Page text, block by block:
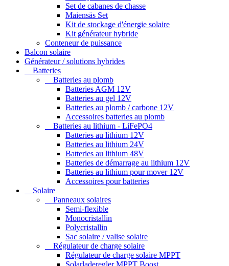
Set de cabanes de chasse
Maiensäs Set
Kit de stockage d'énergie solaire
Kit générateur hybride
Conteneur de puissance
Balcon solaire
Générateur / solutions hybrides
Batteries
Batteries au plomb
Batteries AGM 12V
Batteries au gel 12V
Batteries au plomb / carbone 12V
Accessoires batteries au plomb
Batteries au lithium - LiFePO4
Batteries au lithium 12V
Batteries au lithium 24V
Batteries au lithium 48V
Batteries de démarrage au lithium 12V
Batteries au lithium pour mover 12V
Accessoires pour batteries
Solaire
Panneaux solaires
Semi-flexible
Monocristallin
Polycristallin
Sac solaire / valise solaire
Régulateur de charge solaire
Régulateur de charge solaire MPPT
Solarladeregler MPPT Boost